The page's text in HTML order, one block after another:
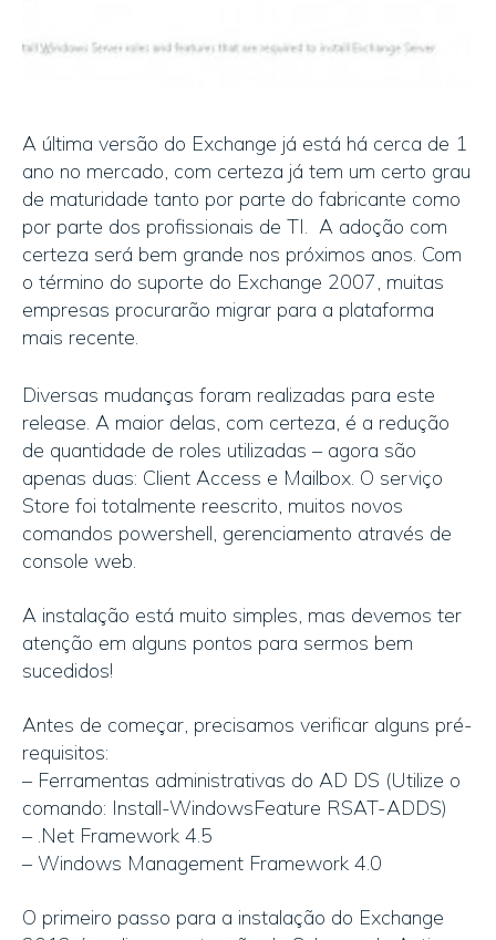
A última versão do Exchange já está há cerca de 1
ano no mercado, com certeza já tem um certo grau
de maturidade tanto por parte do fabricante como
por parte dos profissionais de TI. A adoção com
certeza será bem grande nos próximos anos. Com
o término do suporte do Exchange 2007, muitas
empresas procurarão migrar para a plataforma
mais recente.
Diversas mudanças foram realizadas para este
release. A maior delas, com certeza, é a redução
de quantidade de roles utilizadas – agora são
apenas duas: Client Access e Mailbox. O serviço
Store foi totalmente reescrito, muitos novos
comandos powershell, gerenciamento através de
console web.
A instalação está muito simples, mas devemos ter
atenção em alguns pontos para sermos bem
sucedidos!
Antes de começar, precisamos verificar alguns pré-
requisitos:
– Ferramentas administrativas do AD DS (Utilize o
comando: Install-WindowsFeature RSAT-ADDS)
– .Net Framework 4.5
– Windows Management Framework 4.0
O primeiro passo para a instalação do Exchange